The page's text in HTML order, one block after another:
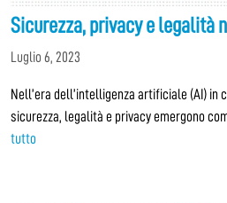
Sicurezza, privacy e legalità
Luglio 6, 2023
Nell’era dell’intelligenza artificiale (AI) in
sicurezza, legalità e privacy emergono
tutto